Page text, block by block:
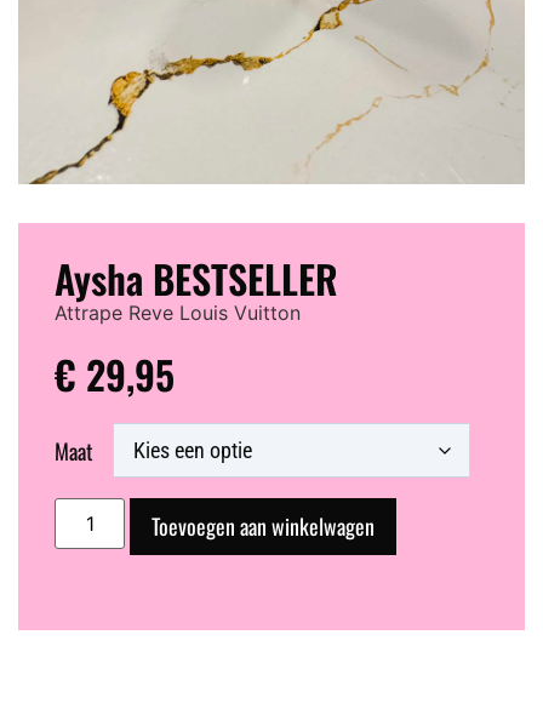
Aysha BESTSELLER
Attrape Reve Louis Vuitton
€ 29,95
Maat
Toevoegen aan winkelwagen